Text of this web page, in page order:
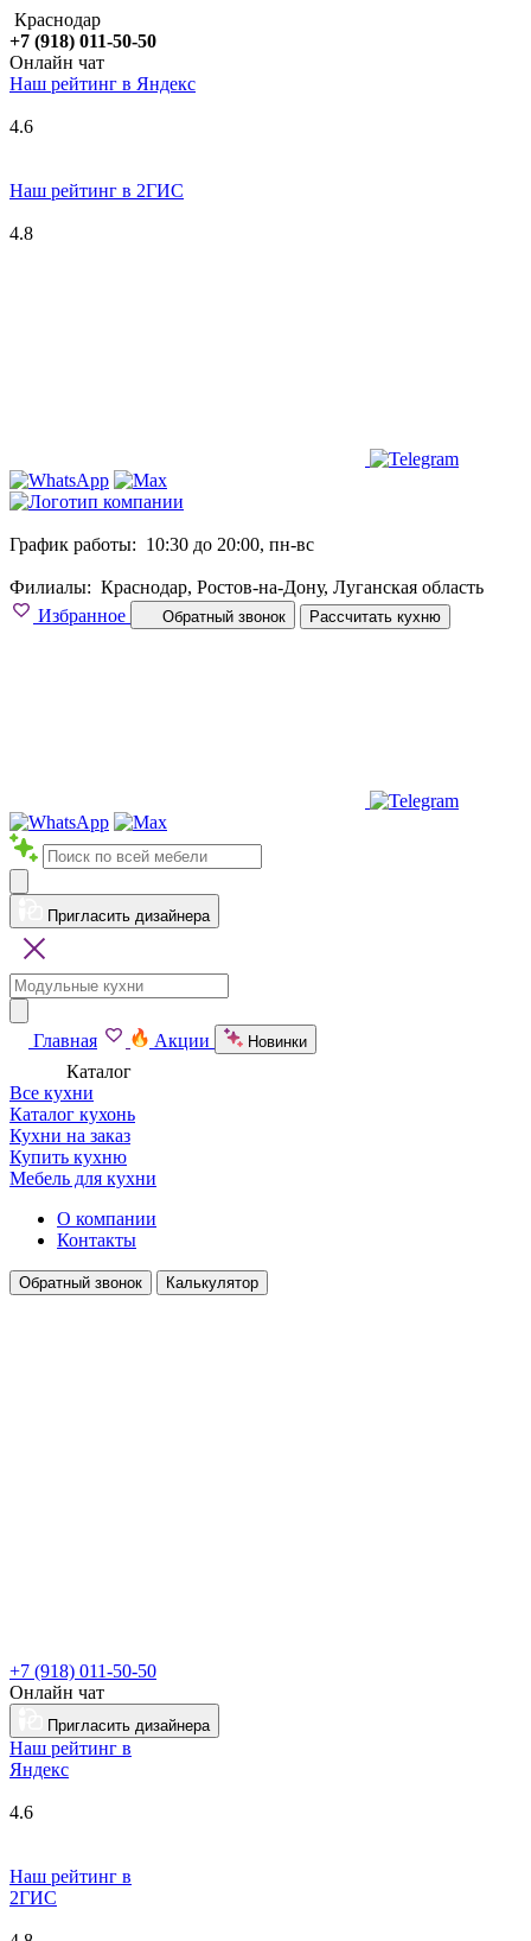
Краснодар
+7 (918) 011-50-50
Онлайн чат
Наш рейтинг в Яндекс
4.6
Наш рейтинг в 2ГИС
4.8
График работы: 10:30 до 20:00, пн-вс
Филиалы: Краснодар, Ростов-на-Дону, Луганская область
Избранное
Обратный звонок Рассчитать кухню
Пригласить дизайнера
Главная Акции Новинки
Каталог
Все кухни
Каталог кухонь
Кухни на заказ
Купить кухню
Мебель для кухни
О компании
Контакты
Обратный звонок Калькулятор
+7 (918) 011-50-50
Онлайн чат
Пригласить дизайнера
Наш рейтинг в
Яндекс
4.6
Наш рейтинг в
2ГИС